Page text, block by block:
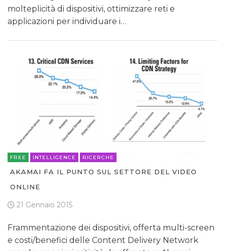
molteplicità di dispositivi, ottimizzare reti e
applicazioni per individuare i…
FREE INTELLIGENCE RICERCHE
AKAMAI FA IL PUNTO SUL SETTORE DEL VIDEO
ONLINE
21 Gennaio 2015
Frammentazione dei dispositivi, offerta multi-screen
e costi/benefici delle Content Delivery Network